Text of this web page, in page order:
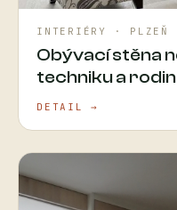
INTERIÉRY · PLZEŇ
Obývací stěna
techniku a
DETAIL →